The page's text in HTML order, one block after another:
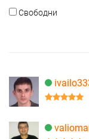
Свободни